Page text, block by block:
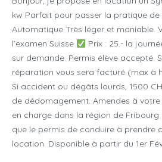
kw Parfait pour passer la pratique de
Automatique Très léger et maniable.
l’examen Suisse
Prix : 25.- la
sur demande. Permis élève accepté.
réparation vous sera facturé (max à
Si accident ou dégâts lourds, 1500
de dédomagement. Amendes à votre
en charge dans la région de Fribourg
que le permis de conduire à prendre
location. Disponible à partir du 1er